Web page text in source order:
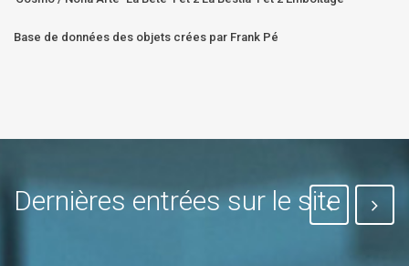
Base de données des objets crées par Frank Pé
Dernières entrées sur le site